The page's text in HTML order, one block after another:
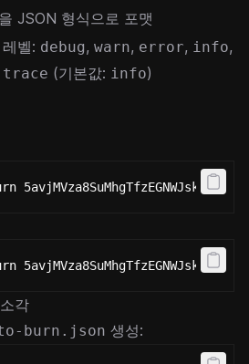
JSON 형식으로 포맷
벨: debug, warn, error, info,
trace (기본값: info)
각
burn.json 생성: